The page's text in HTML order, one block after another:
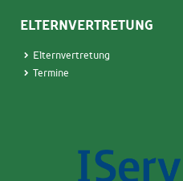
ELTERNVERTRETUNG
Elternvertretung
Termine